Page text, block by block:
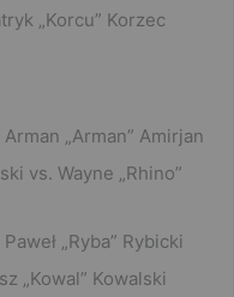
„Korcu” Korzec
„Arman” Amirjan
vs. Wayne „Rhino”
„Ryba” Rybicki
„Kowal” Kowalski